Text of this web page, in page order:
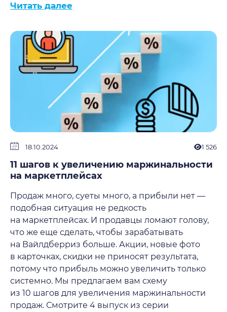
Читать далее
18.10.2024 1 526
11 шагов к увеличению маржинальности
на маркетплейсах
Продаж много, суеты много, а прибыли нет —
подобная ситуация не редкость
на маркетплейсах. И продавцы ломают голову,
что же еще сделать, чтобы зарабатывать
на Вайлдберриз больше. Акции, новые фото
в карточках, скидки не приносят результата,
потому что прибыль можно увеличить только
системно. Мы предлагаем вам схему
из 10 шагов для увеличения маржинальности
продаж. Смотрите 4 выпуск из серии